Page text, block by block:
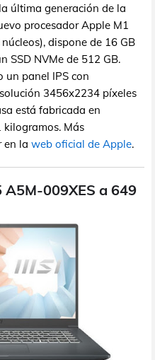
última generación de la
procesador Apple M1
dispone de 16 GB
SSD NVMe de 512 GB.
un panel IPS con
3456x2234 píxeles
está fabricada en
kilogramos. Más
en la web oficial de Apple.
A5M-009XES a 649